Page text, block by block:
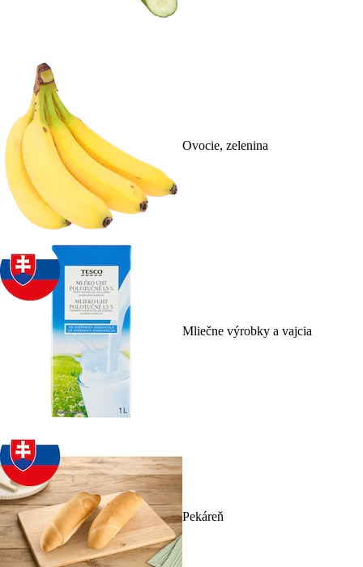
Ovocie, zelenina
Mliečne výrobky a vajcia
Pekáreň